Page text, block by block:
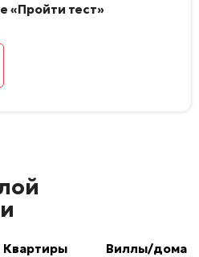
«Пройти тест»
Квартиры Виллы/дома